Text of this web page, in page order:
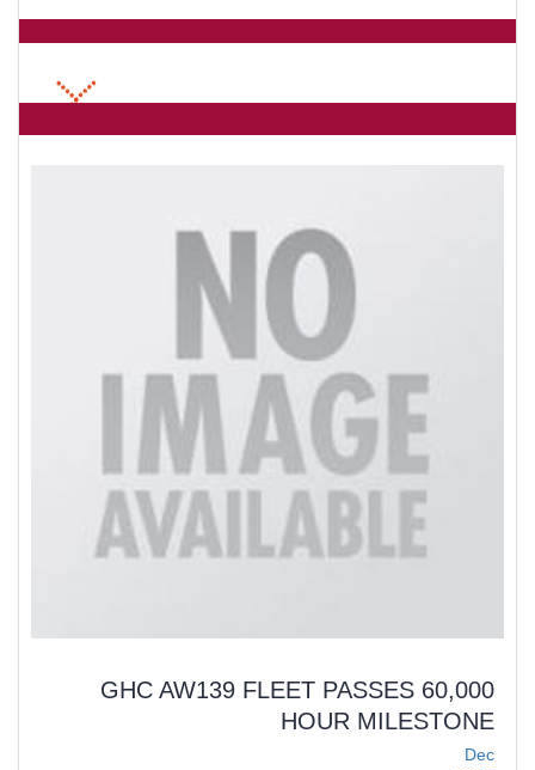
GHC AW139 FLEET PASSES 60,000
HOUR MILESTONE
Dec